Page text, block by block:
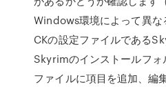
Windows環境によって異な
CKの設定ファイルである
Skyrimのインストールフォ
ファイルに項目を追加、編